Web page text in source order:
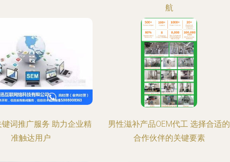
航
词推广服务 助力企业精
准触达用户
男性滋补产品OEM代工 选择合适的
合作伙伴的关键要素